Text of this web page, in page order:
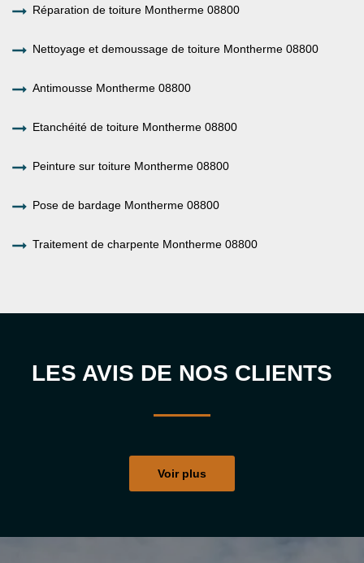
Réparation de toiture Montherme 08800
Nettoyage et demoussage de toiture Montherme 08800
Antimousse Montherme 08800
Etanchéité de toiture Montherme 08800
Peinture sur toiture Montherme 08800
Pose de bardage Montherme 08800
Traitement de charpente Montherme 08800
LES AVIS DE NOS CLIENTS
Voir plus